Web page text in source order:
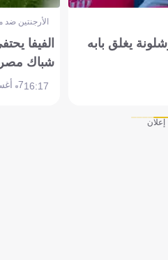
يغلق بابه
الأرجنتين
الفيفا
شباك
16:177 أغسطس 2026
إعلان